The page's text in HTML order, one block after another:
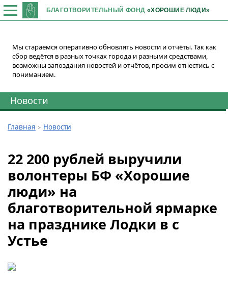
БЛАГОТВОРИТЕЛЬНЫЙ ФОНД «ХОРОШИЕ ЛЮДИ»
Мы стараемся оперативно обновлять новости и отчёты. Так как
сбор ведётся в разных точках города и разными средствами,
возможны запоздания новостей и отчётов, просим отнестись с
пониманием.
Новости
Главная Новости
22 200 рублей выручили
волонтеры БФ «Хорошие
люди» на
благотворительной ярмарке
на празднике Лодки в с
Устье